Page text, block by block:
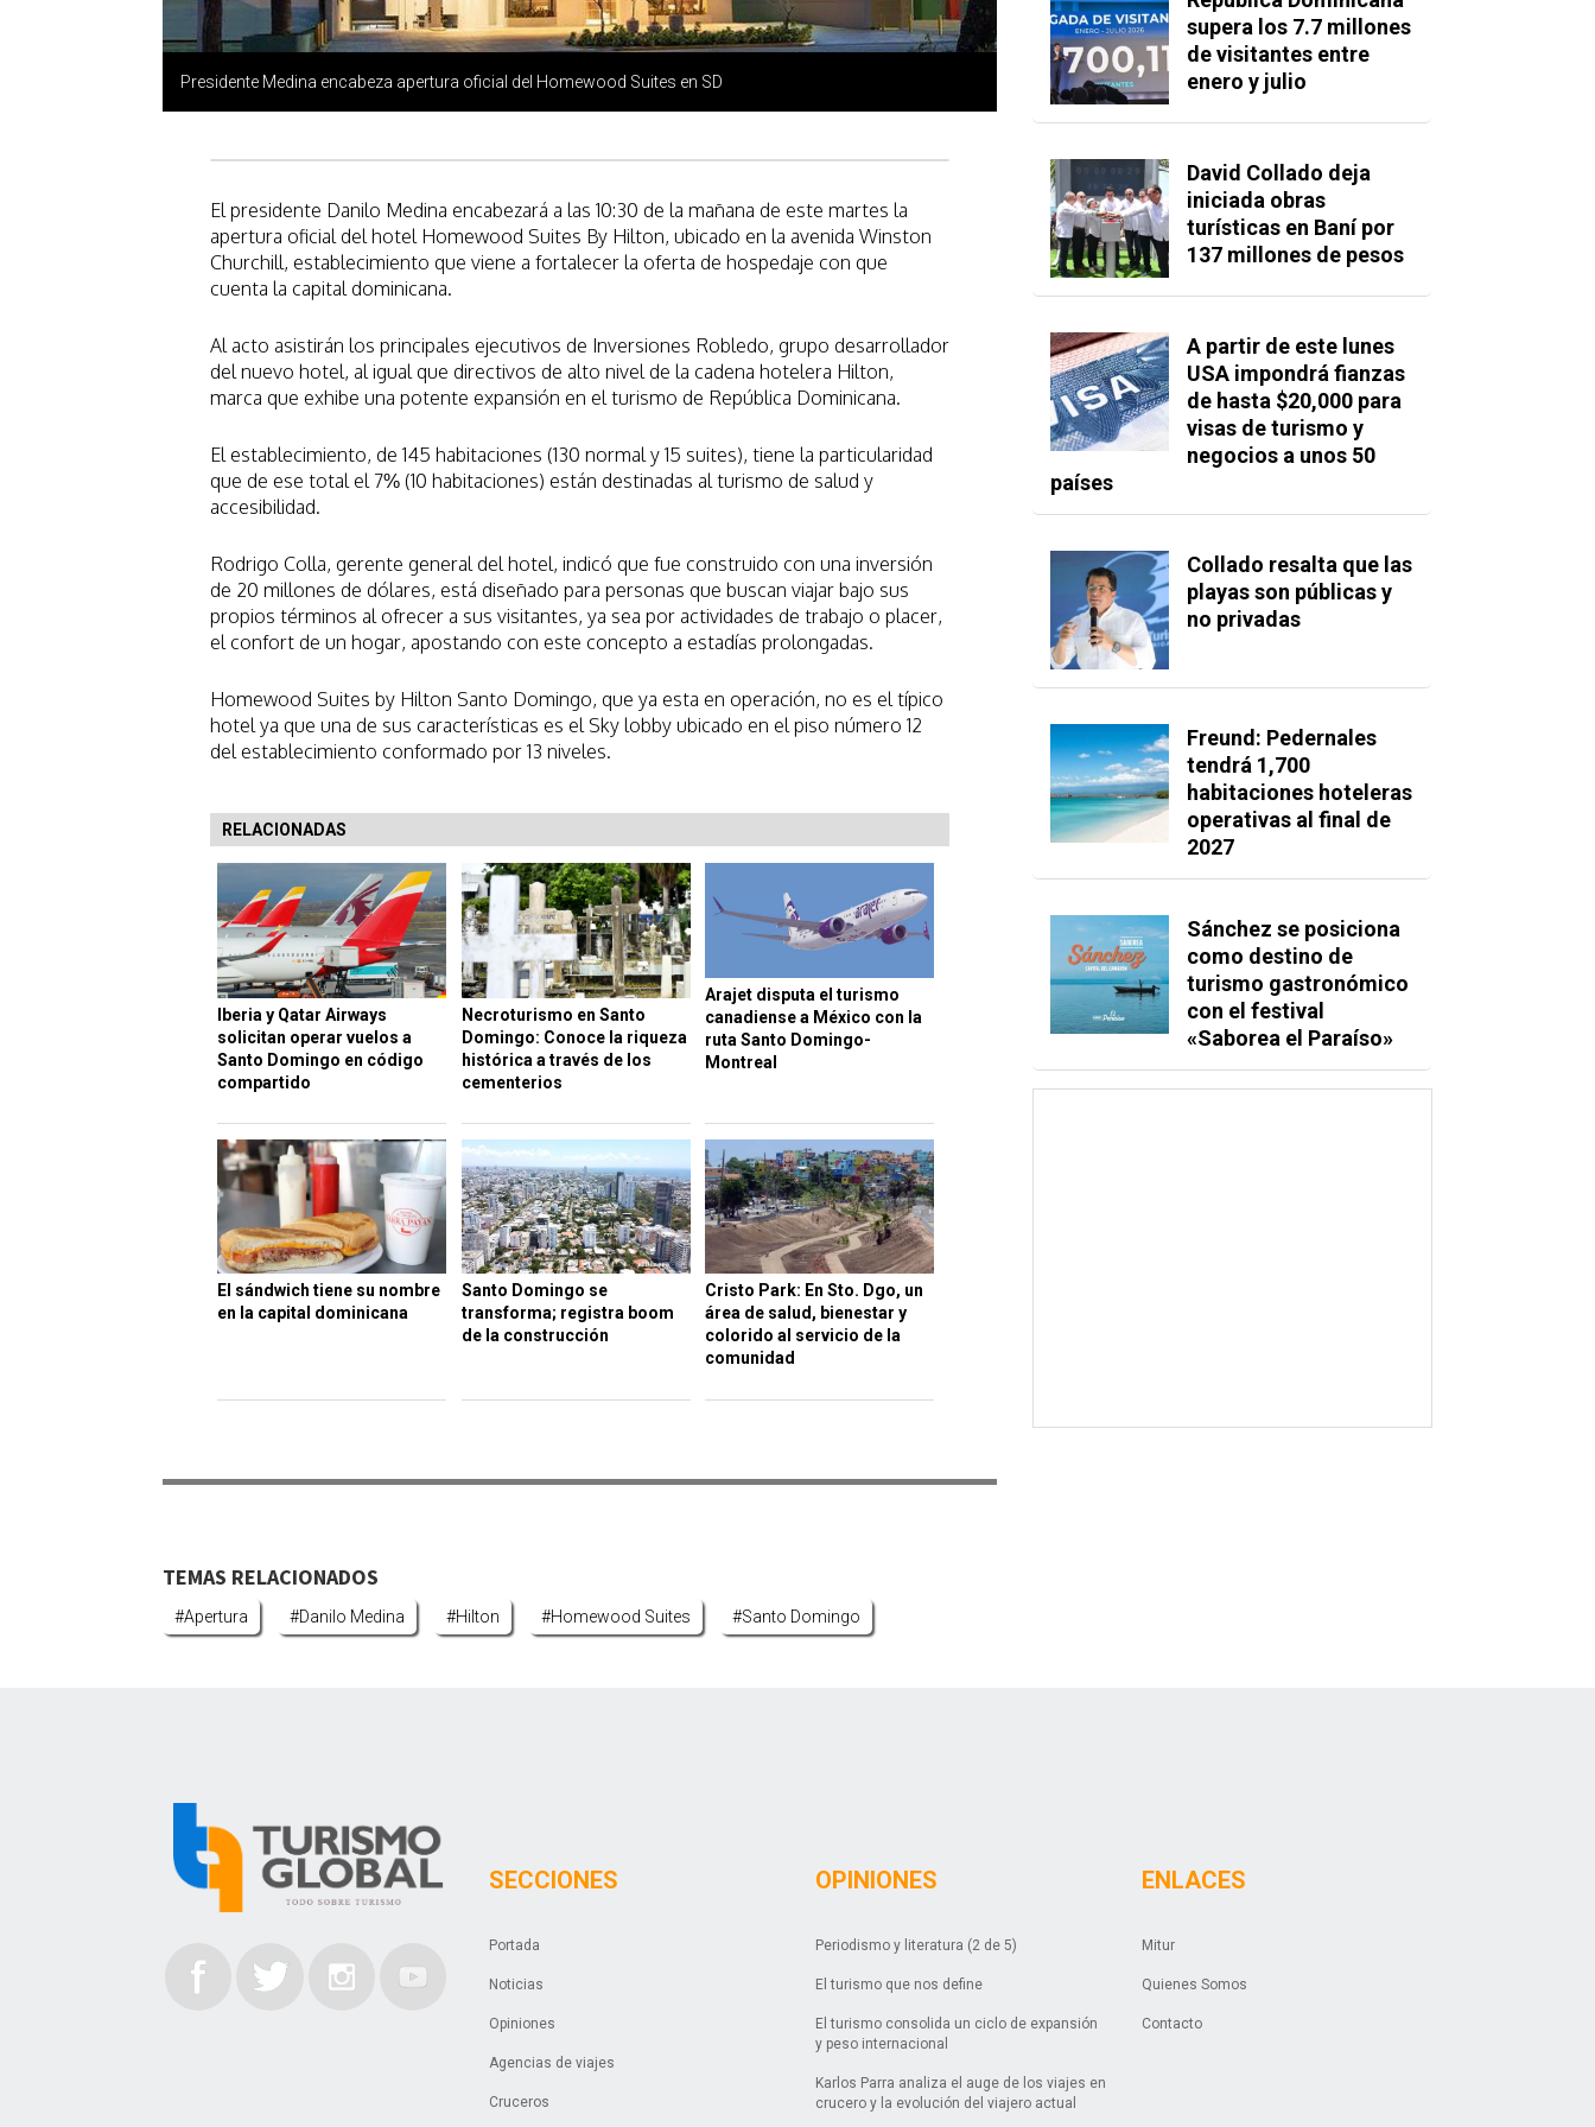
Presidente Medina encabeza apertura oficial del Homewood Suites en SD
El presidente Danilo Medina encabezará a las 10:30 de la mañana de este martes la
apertura oficial del hotel Homewood Suites By Hilton, ubicado en la avenida Winston
Churchill, establecimiento que viene a fortalecer la oferta de hospedaje con que
cuenta la capital dominicana.
Al acto asistirán los principales ejecutivos de Inversiones Robledo, grupo desarrollador
del nuevo hotel, al igual que directivos de alto nivel de la cadena hotelera Hilton,
marca que exhibe una potente expansión en el turismo de República Dominicana.
El establecimiento, de 145 habitaciones (130 normal y 15 suites), tiene la particularidad
que de ese total el 7% (10 habitaciones) están destinadas al turismo de salud y
accesibilidad.
Rodrigo Colla, gerente general del hotel, indicó que fue construido con una inversión
de 20 millones de dólares, está diseñado para personas que buscan viajar bajo sus
propios términos al ofrecer a sus visitantes, ya sea por actividades de trabajo o placer,
el confort de un hogar, apostando con este concepto a estadías prolongadas.
Homewood Suites by Hilton Santo Domingo, que ya esta en operación, no es el típico
hotel ya que una de sus características es el Sky lobby ubicado en el piso número 12
del establecimiento conformado por 13 niveles.
RELACIONADAS
Iberia y Qatar Airways
solicitan operar vuelos a
Santo Domingo en código
compartido
Necroturismo en Santo
Domingo: Conoce la riqueza
histórica a través de los
cementerios
Arajet disputa el turismo
canadiense a México con la
ruta Santo Domingo-
Montreal
El sándwich tiene su nombre
en la capital dominicana
Santo Domingo se
transforma; registra boom
de la construcción
Cristo Park: En Sto. Dgo, un
área de salud, bienestar y
colorido al servicio de la
comunidad
TEMAS RELACIONADOS
#apertura #danilo Medina #hilton #homewood Suites #santo Domingo
supera los 7.7 millones
de visitantes entre
enero y julio
David Collado deja
iniciada obras
turísticas en Baní por
137 millones de pesos
A partir de este lunes
USA impondrá fianzas
de hasta $20,000 para
visas de turismo y
negocios a unos 50
países
Collado resalta que las
playas son públicas y
no privadas
Freund: Pedernales
tendrá 1,700
habitaciones hoteleras
operativas al final de
2027
Sánchez se posiciona
como destino de
turismo gastronómico
con el festival
«Saborea el Paraíso»
SECCIONES
Portada
Noticias
Opiniones
Agencias de viajes
Cruceros
OPINIONES
Periodismo y literatura (2 de 5)
El turismo que nos define
El turismo consolida un ciclo de expansión
y peso internacional
Karlos Parra analiza el auge de los viajes en
crucero y la evolución del viajero actual
ENLACES
Mitur
Quienes Somos
Contacto